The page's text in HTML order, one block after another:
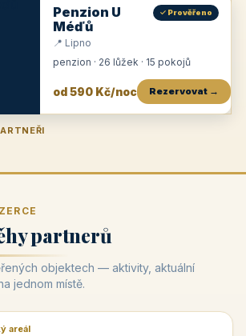
Penzion U
Méďů
✓ Prověřeno
📍 Lipno
penzion · 26 lůžek · 15 pokojů
od 590 Kč/noc Rezervovat →
Faber
partnerů
objektech — aktivity, aktuální
jednom místě.
areál